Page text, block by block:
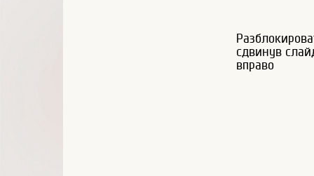
сдвинув
вправо